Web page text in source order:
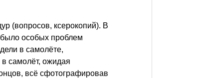
(вопросов, ксерокопий). В
особых проблем
в самолёте,
самолёт, ожидая
всё сфотографировав